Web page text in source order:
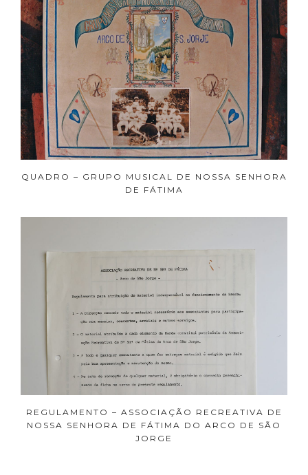
QUADRO – GRUPO MUSICAL DE NOSSA SENHORA
DE FÁTIMA
REGULAMENTO – ASSOCIAÇÃO RECREATIVA DE
NOSSA SENHORA DE FÁTIMA DO ARCO DE SÃO
JORGE